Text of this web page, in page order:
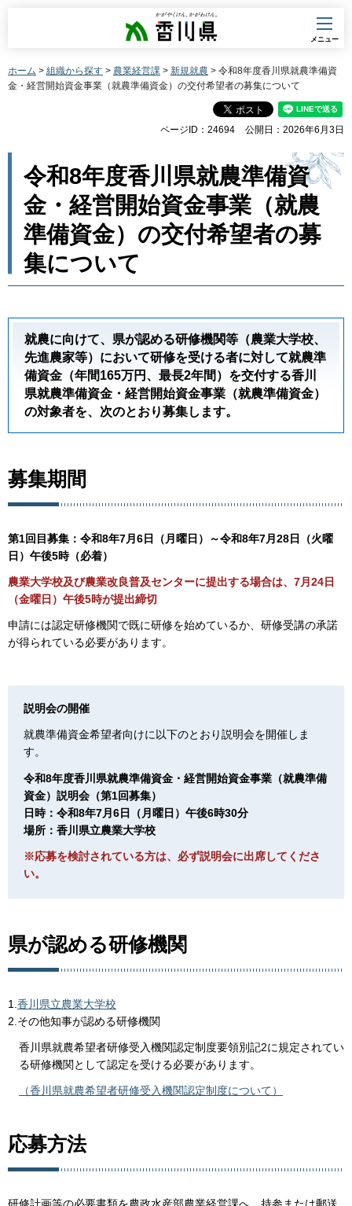
香川県
メニュー
ホーム > 組織から探す > 農業経営課 > 新規就農 > 令和8年度香川県就農準備資
金・経営開始資金事業（就農準備資金）の交付希望者の募集について
ページID：24694 公開日：2026年6月3日
令和8年度香川県就農準備資
金・経営開始資金事業（就農
準備資金）の交付希望者の募
集について
就農に向けて、県が認める研修機関等（農業大学校、
先進農家等）において研修を受ける者に対して就農準
備資金（年間165万円、最長2年間）を交付する香川
県就農準備資金・経営開始資金事業（就農準備資金）
の対象者を、次のとおり募集します。
募集期間
第1回目募集：令和8年7月6日（月曜日）～令和8年7月28日（火曜
日）午後5時（必着）
農業大学校及び農業改良普及センターに提出する場合は、7月24日
（金曜日）午後5時が提出締切
申請には認定研修機関で既に研修を始めているか、研修受講の承諾
が得られている必要があります。
説明会の開催
就農準備資金希望者向けに以下のとおり説明会を開催しま
す。
令和8年度香川県就農準備資金・経営開始資金事業（就農準備
資金）説明会（第1回募集）
日時：令和8年7月6日（月曜日）午後6時30分
場所：香川県立農業大学校
※応募を検討されている方は、必ず説明会に出席してくださ
い。
県が認める研修機関
1. 香川県立農業大学校
2.その他知事が認める研修機関
香川県就農希望者研修受入機関認定制度要領別記2に規定されてい
る研修機関として認定を受ける必要があります。
（香川県就農希望者研修受入機関認定制度について）
応募方法